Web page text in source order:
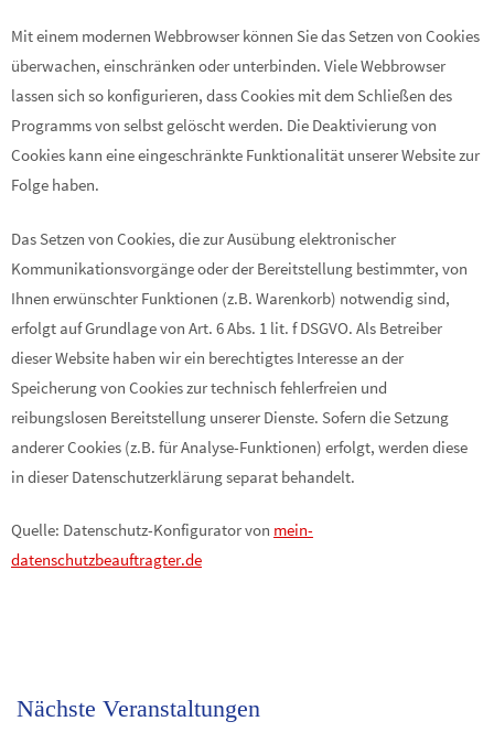
Mit einem modernen Webbrowser können Sie das Setzen von Cookies
überwachen, einschränken oder unterbinden. Viele Webbrowser
lassen sich so konfigurieren, dass Cookies mit dem Schließen des
Programms von selbst gelöscht werden. Die Deaktivierung von
Cookies kann eine eingeschränkte Funktionalität unserer Website zur
Folge haben.
Das Setzen von Cookies, die zur Ausübung elektronischer
Kommunikationsvorgänge oder der Bereitstellung bestimmter, von
Ihnen erwünschter Funktionen (z.B. Warenkorb) notwendig sind,
erfolgt auf Grundlage von Art. 6 Abs. 1 lit. f DSGVO. Als Betreiber
dieser Website haben wir ein berechtigtes Interesse an der
Speicherung von Cookies zur technisch fehlerfreien und
reibungslosen Bereitstellung unserer Dienste. Sofern die Setzung
anderer Cookies (z.B. für Analyse-Funktionen) erfolgt, werden diese
in dieser Datenschutzerklärung separat behandelt.
Quelle: Datenschutz-Konfigurator von mein-
datenschutzbeauftragter.de
Nächste Veranstaltungen